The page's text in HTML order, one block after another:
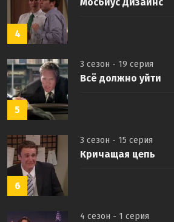
4
5
3 сезон - 19 серия
Всё должно уйти
6
3 сезон - 15 серия
Кричащая цепь
4 сезон - 1 серия